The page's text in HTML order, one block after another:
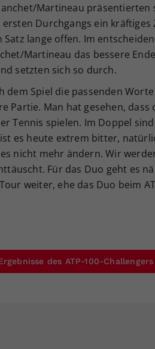
Martineau
ersten Durchgangs ein
Satz lange offen. Im
Martineau das bessere
setzten sich so durch.
dem Spiel die passenden
Partie. Man hat gesehen,
Tennis spielen. Im Doppel
es heute extrem bitter,
nicht mehr ändern. Wir
Für das Duo geht es
weiter, ehe das Duo beim
des ATP-100-